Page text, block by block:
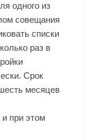
одного из
совещания
списки
раз в
Срок
месяцев
при этом